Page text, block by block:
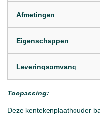
Afmetingen
Eigenschappen
Leveringsomvang
Toepassing:
Deze kentekenplaathouder